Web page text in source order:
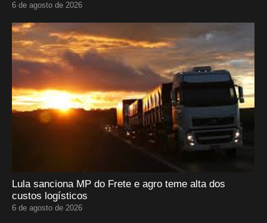
6 de agosto de 2026
Lula sanciona MP do Frete e agro teme alta dos
custos logísticos
6 de agosto de 2026